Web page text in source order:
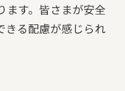
ます。皆さまが安全
きる配慮が感じられ